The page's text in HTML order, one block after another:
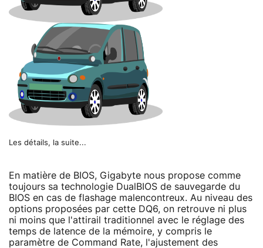
Les détails, la suite...
En matière de BIOS, Gigabyte nous propose comme
toujours sa technologie DualBIOS de sauvegarde du
BIOS en cas de flashage malencontreux. Au niveau des
options proposées par cette DQ6, on retrouve ni plus
ni moins que l'attirail traditionnel avec le réglage des
temps de latence de la mémoire, y compris le
paramètre de Command Rate, l'ajustement des